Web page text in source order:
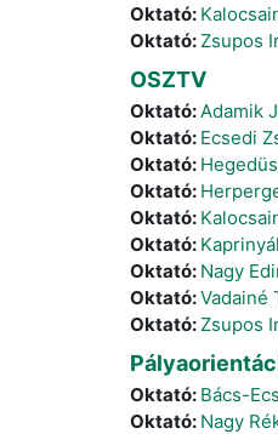
Oktató:
Oktató:Zsupos
OSZTV
Oktató: Adamik
Oktató: Ecsedi
Oktató:
Oktató:
Oktató:
Oktató:
Oktató: Nagy
Oktató:Vadainé
Oktató:Zsupos
Oktató: Bács-
Oktató: Nagy